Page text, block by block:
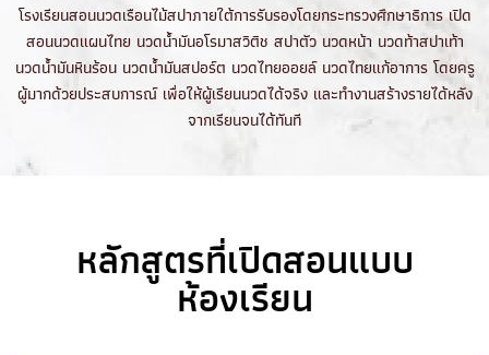
โรงเรียนสอนนวดเรือนไม้สปาภายใต้การรับรองโดยกระทรวงศึกษาธิการ เปิด
สอนนวดแผนไทย นวดน้ำมันอโรมาสวิติช สปาตัว นวดหน้า นวดท้าสปาเท้า
นวดน้ำมันหินร้อน นวดน้ำมันสปอร์ต นวดไทยออยล์ นวดไทยแก้อาการ โดยครู
ผู้มากด้วยประสบการณ์ เพื่อให้ผู้เรียนนวดได้จริง และทำงานสร้างรายได้หลัง
จากเรียนจนได้ทันที
หลักสูตรที่เปิดสอนแบบ
ห้องเรียน